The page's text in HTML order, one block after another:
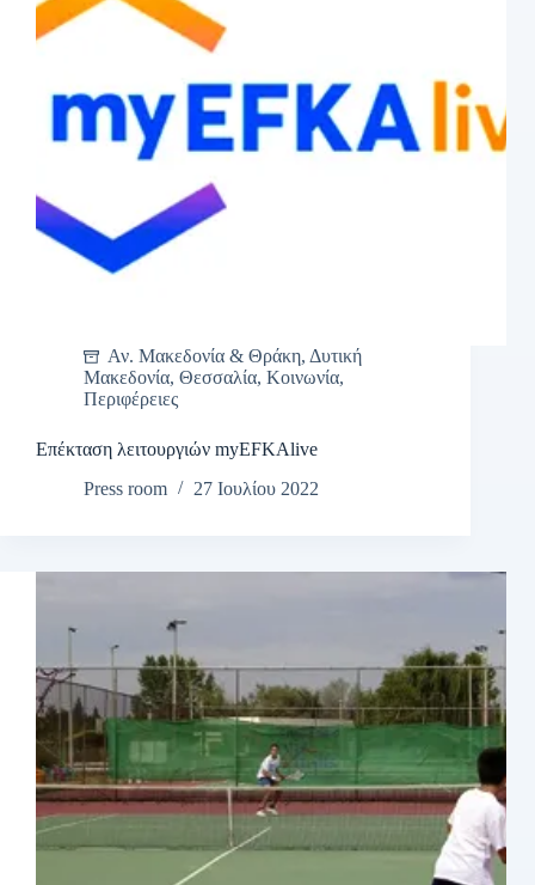
Αν. Μακεδονία & Θράκη, Δυτική
Μακεδονία, Θεσσαλία, Κοινωνία,
Περιφέρειες
Επέκταση λειτουργιών myEFKAlive
Press room
27 Ιουλίου 2022